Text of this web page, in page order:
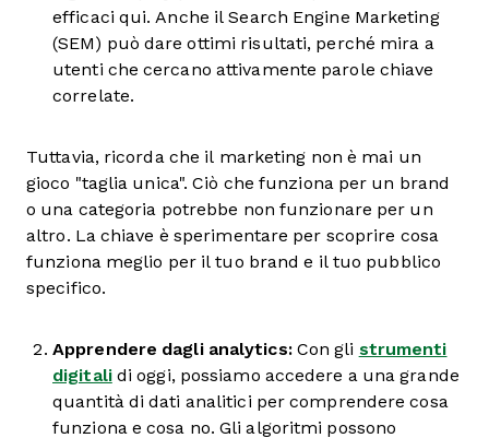
efficaci qui. Anche il Search Engine Marketing
(SEM) può dare ottimi risultati, perché mira a
utenti che cercano attivamente parole chiave
correlate.
Tuttavia, ricorda che il marketing non è mai un
gioco "taglia unica". Ciò che funziona per un brand
o una categoria potrebbe non funzionare per un
altro. La chiave è sperimentare per scoprire cosa
funziona meglio per il tuo brand e il tuo pubblico
specifico.
Apprendere dagli analytics:Con gli strumenti
digitalidi oggi, possiamo accedere a una grande
quantità di dati analitici per comprendere cosa
funziona e cosa no. Gli algoritmi possono